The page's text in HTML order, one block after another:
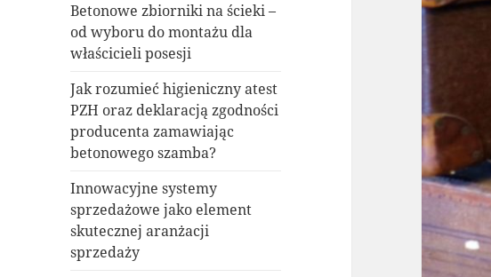
Betonowe zbiorniki na ścieki –
od wyboru do montażu dla
właścicieli posesji
Jak rozumieć higieniczny atest
PZH oraz deklaracją zgodności
producenta zamawiając
betonowego szamba?
Innowacyjne systemy
sprzedażowe jako element
skutecznej aranżacji
sprzedaży